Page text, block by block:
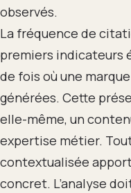
observés.
La fréquence de
premiers indicateurs
de fois où une
générées. Cette
elle-même, un
expertise métier.
contextualisée
concret. L’analyse